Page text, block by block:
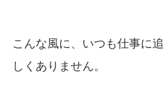
こんな風に、いつも仕事に
しくありません。